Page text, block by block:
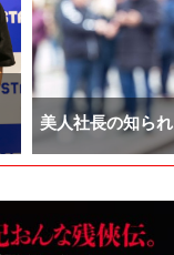
美人社長の知ら